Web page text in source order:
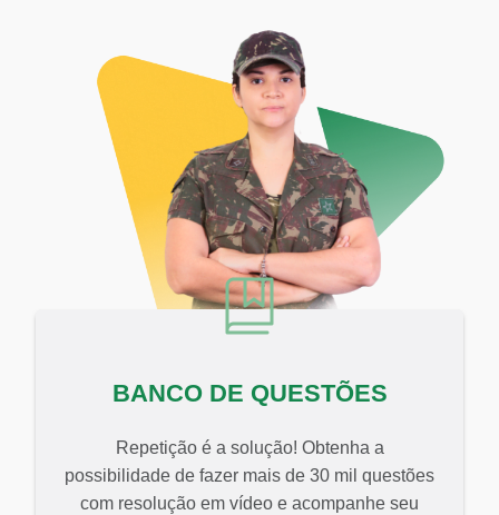
BANCO DE QUESTÕES
Repetição é a solução! Obtenha a
possibilidade de fazer mais de 30 mil questões
com resolução em vídeo e acompanhe seu